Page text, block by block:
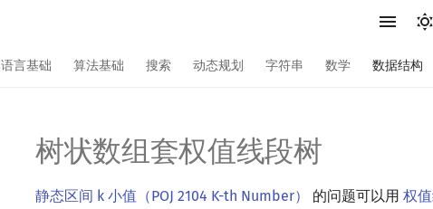
语言基础 算法基础 搜索 动态规划 字符串 数学 数据结构
树状数组套权值线段树
静态区间 k 小值（POJ 2104 K-th Number） 的问题可以用 权